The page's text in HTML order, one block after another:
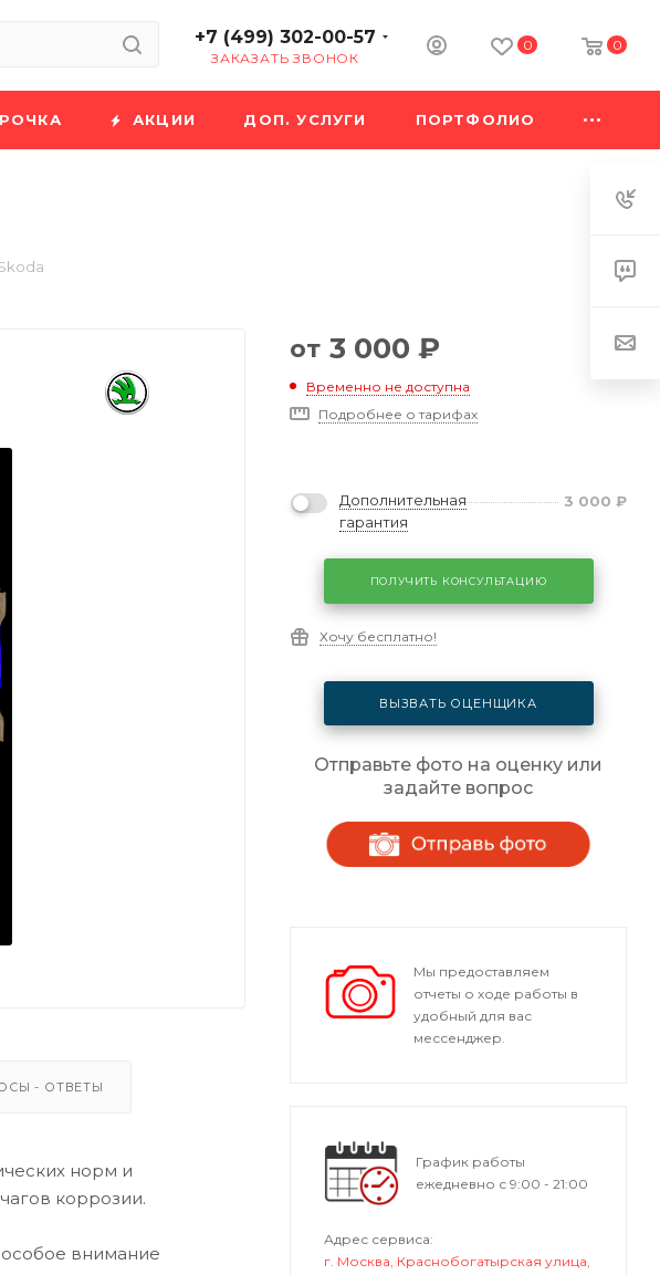
+7 (499) 302-00-57
ЗАКАЗАТЬ ЗВОНОК
0 0
АКЦИИ ДОП. УСЛУГИ ПОРТФОЛИО
- ОТВЕТЫ
норм и
коррозии.
особое внимание
от 3 000 ₽
Временно не доступна
Подробнее о тарифах
Дополнительная
гарантия
3 000 ₽
ПОЛУЧИТЬ КОНСУЛЬТАЦИЮ
Хочу бесплатно!
ВЫЗВАТЬ ОЦЕНЩИКА
Отправьте фото на оценку или
задайте вопрос
Мы предоставляем
отчеты о ходе работы в
удобный для вас
мессенджер.
График работы
ежедневно с 9:00 - 21:00
Адрес сервиса:
г. Москва, Краснобогатырская улица,